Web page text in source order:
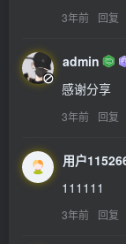
3年前 回复
admin
感谢分享
3年前 回复
用户
111111
3年前 回复